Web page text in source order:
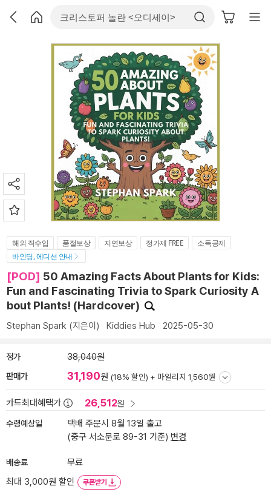
해외 직수입 품절보상 지연보상 정가제 FREE
소득공제
바인딩, 에디션 안내
[POD] 50 Amazing Facts About Plants for Kids:
Fun and Fascinating Trivia to Spark Curiosity A
bout Plants! (Hardcover)
Stephan Spark (지은이) Kiddies Hub 2025-05-30
정가 38,040원
판매가 31,190원 (18% 할인) + 마일리지 1,560원
카드최대혜택가 26,512원
수령예상일
택배 주문시 8월 13일 출고
(중구 서소문로 89-31 기준) 변경
배송료
무료
최대 3,000원 할인
쿠폰받기